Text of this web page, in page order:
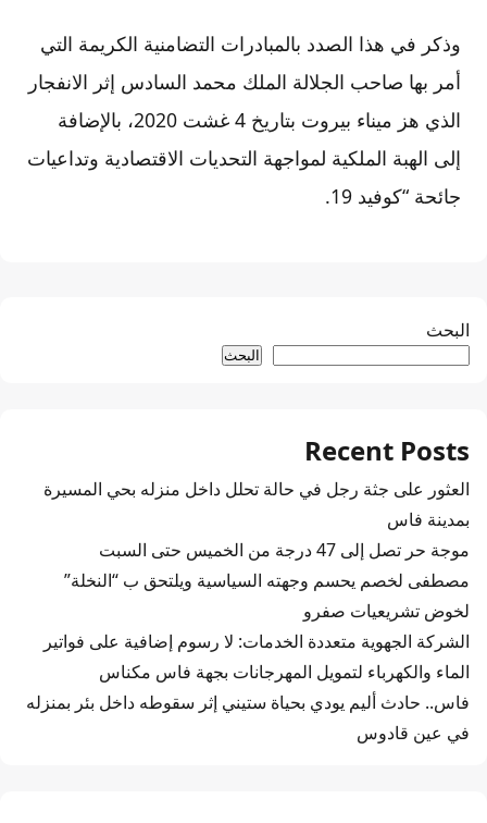
وذكر في هذا الصدد بالمبادرات التضامنية الكريمة التي
أمر بها صاحب الجلالة الملك محمد السادس إثر الانفجار
الذي هز ميناء بيروت بتاريخ 4 غشت 2020، بالإضافة
إلى الهبة الملكية لمواجهة التحديات الاقتصادية وتداعيات
جائحة “كوفيد 19.
البحث
البحث
Recent Posts
العثور على جثة رجل في حالة تحلل داخل منزله بحي المسيرة
بمدينة فاس
موجة حر تصل إلى 47 درجة من الخميس حتى السبت
مصطفى لخصم يحسم وجهته السياسية ويلتحق ب “النخلة”
لخوض تشريعيات صفرو
الشركة الجهوية متعددة الخدمات: لا رسوم إضافية على فواتير
الماء والكهرباء لتمويل المهرجانات بجهة فاس مكناس
فاس.. حادث أليم يودي بحياة ستيني إثر سقوطه داخل بئر بمنزله
في عين قادوس